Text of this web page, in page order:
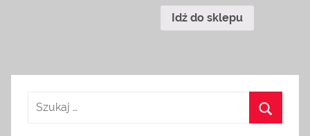
Idź do sklepu